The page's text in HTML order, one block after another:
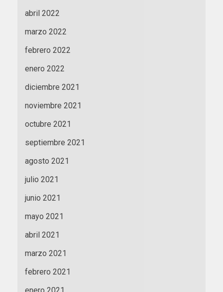
abril 2022
marzo 2022
febrero 2022
enero 2022
diciembre 2021
noviembre 2021
octubre 2021
septiembre 2021
agosto 2021
julio 2021
junio 2021
mayo 2021
abril 2021
marzo 2021
febrero 2021
enero 2021